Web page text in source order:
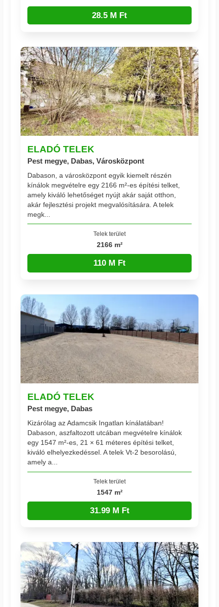
28.5 M Ft
ELADÓ TELEK
Pest megye, Dabas, Városközpont
Dabason, a városközpont egyik kiemelt részén
kínálok megvételre egy 2166 m²-es építési telket,
amely kiváló lehetőséget nyújt akár saját otthon,
akár fejlesztési projekt megvalósítására. A telek
megk...
Telek terület
2166 m²
110 M Ft
ELADÓ TELEK
Pest megye, Dabas
Kizárólag az Adamcsik Ingatlan kínálatában!
Dabason, aszfaltozott utcában megvételre kínálok
egy 1547 m²-es, 21 × 61 méteres építési telket,
kiváló elhelyezkedéssel. A telek Vt-2 besorolású,
amely a...
Telek terület
1547 m²
31.99 M Ft